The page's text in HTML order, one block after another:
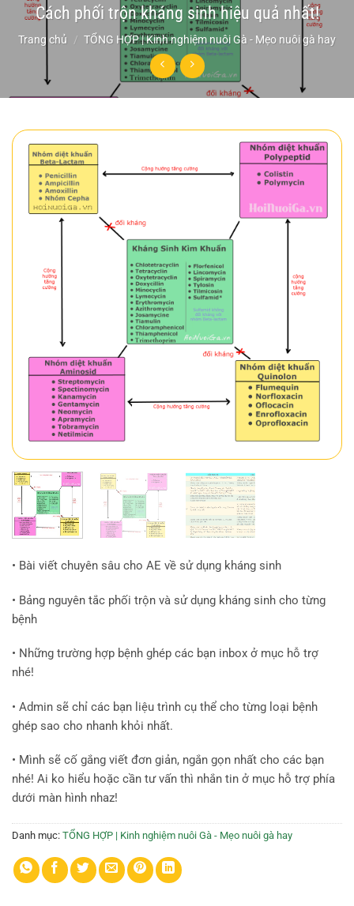
Cách phối trộn kháng sinh hiệu quả nhất!
Trang chủ / TỔNG HỢP | Kinh nghiệm nuôi Gà - Mẹo nuôi gà hay
• Bài viết chuyên sâu cho AE về sử dụng kháng sinh
• Bảng nguyên tắc phối trộn và sử dụng kháng sinh cho từng
bệnh
• Những trường hợp bệnh ghép các bạn inbox ở mục hỗ trợ
nhé!
• Admin sẽ chỉ các bạn liệu trình cụ thể cho từng loại bệnh
ghép sao cho nhanh khỏi nhất.
• Mình sẽ cố gắng viết đơn giản, ngắn gọn nhất cho các bạn
nhé! Ai ko hiểu hoặc cần tư vấn thì nhắn tin ở mục hỗ trợ phía
dưới màn hình nhaz!
Danh mục: TỔNG HỢP | Kinh nghiệm nuôi Gà - Mẹo nuôi gà hay